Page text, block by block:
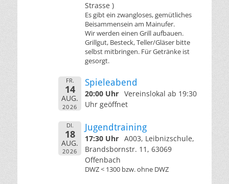
Strasse )
Es gibt ein zwangloses, gemütliches
Beisammensein am Mainufer.
Wir werden einen Grill aufbauen.
Grillgut, Besteck, Teller/Gläser bitte
selbst mitbringen. Für Getränke ist
gesorgt.
FR.
14
AUG.
2026
Spieleabend
20:00 Uhr Vereinslokal ab 19:30
Uhr geöffnet
DI.
18
AUG.
2026
Jugendtraining
17:30 Uhr A003, Leibnizschule,
Brandsbornstr. 11, 63069
Offenbach
DWZ < 1300 bzw. ohne DWZ